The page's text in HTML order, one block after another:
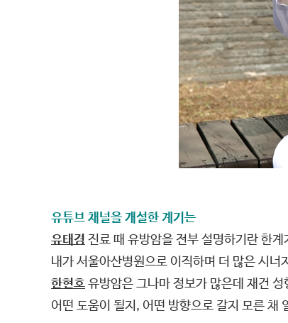
유튜브 채널을 개설한 계기는
유태경 진료 때 유방암을 전부 설명하기란 한
내가 서울아산병원으로 이직하며 더 많은 시
한현호 유방암은 그나마 정보가 많은데 재건
어떤 도움이 될지, 어떤 방향으로 갈지 모른 채